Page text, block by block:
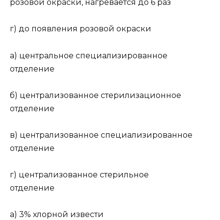
розовой окраски, нагревается до 6 раз
г) до появления розовой окраски
а) центральное специализированное
отделение
б) централизованное стерилизационное
отделение
в) централизованное специализированное
отделение
г) централизованное стерильное
отделение
а) 3% хлорной извести